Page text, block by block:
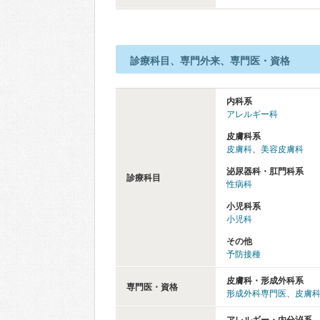
診療科目、専門外来、専門医・資格
診療科目
内科系
アレルギー科
皮膚科系
皮膚科、 美容皮膚科
泌尿器科・肛門科系
性病科
小児科系
小児科
その他
予防接種
専門医・資格
皮膚科・形成外科系
形成外科専門医、 皮膚